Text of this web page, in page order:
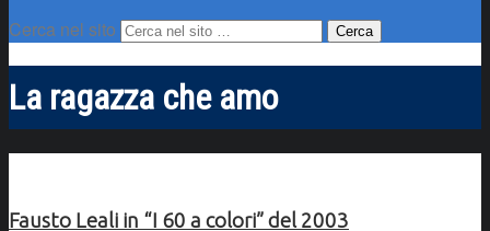
Cerca nel sito
La ragazza che amo
Fausto Leali in “I 60 a colori” del 2003